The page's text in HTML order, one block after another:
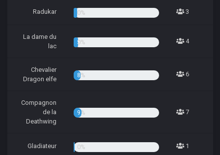
d'HiverRadukar 4.05% 3
La dame du
lac
5.41% 4
Chevalier
Dragon elfe
8.11% 6
Compagnon
de la
Deathwing
9.46% 7
Gladiateur 1.35% 1